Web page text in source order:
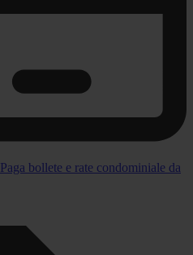
Paga bollete e rate condominiale da